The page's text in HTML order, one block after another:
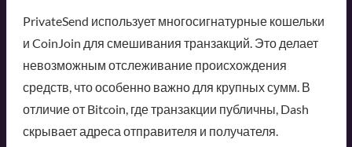
PrivateSend использует многосигнатурные кошельки
и CoinJoin для смешивания транзакций. Это делает
невозможным отслеживание происхождения
средств, что особенно важно для крупных сумм. В
отличие от Bitcoin, где транзакции публичны, Dash
скрывает адреса отправителя и получателя.